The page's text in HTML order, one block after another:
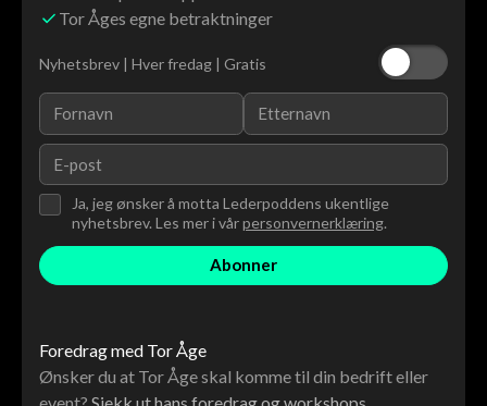
Tor Åges egne betraktninger
Nyhetsbrev | Hver fredag | Gratis
Ja, jeg ønsker å motta Lederpoddens ukentlige
nyhetsbrev. Les mer i vårpersonvernerklæring.
Foredrag med Tor Åge
Ønsker du at Tor Åge skal komme til din bedrift eller